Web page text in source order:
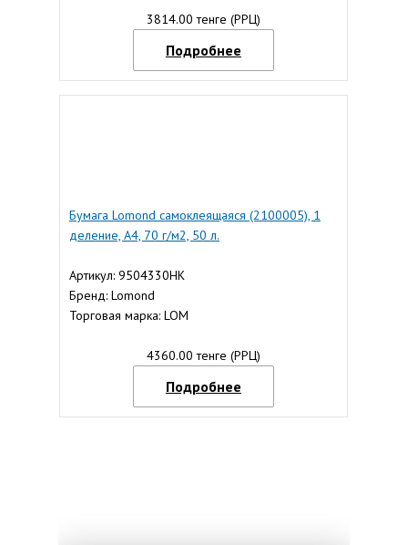
3814.00 тенге (РРЦ)
Подробнее
Бумага Lomond самоклеящаяся (2100005), 1
деление, A4, 70 г/м2, 50 л.
Артикул: 9504330НК
Бренд: Lomond
Торговая марка: LOM
4360.00 тенге (РРЦ)
Подробнее